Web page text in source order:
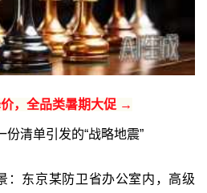
，全品类暑期大促 →
清单引发的“战略地震”‍
：东京某防卫省办公室内，高级